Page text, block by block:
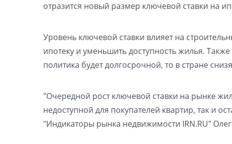
отразится новый размер ключевой ставки на
Уровень ключевой ставки влияет на
ипотеку и уменьшить доступность жилья.
политика будет долгосрочной, то в стране
"Очередной рост ключевой ставки на рынке
недоступной для покупателей квартир, так и
"Индикаторы рынка недвижимости IRN.RU"